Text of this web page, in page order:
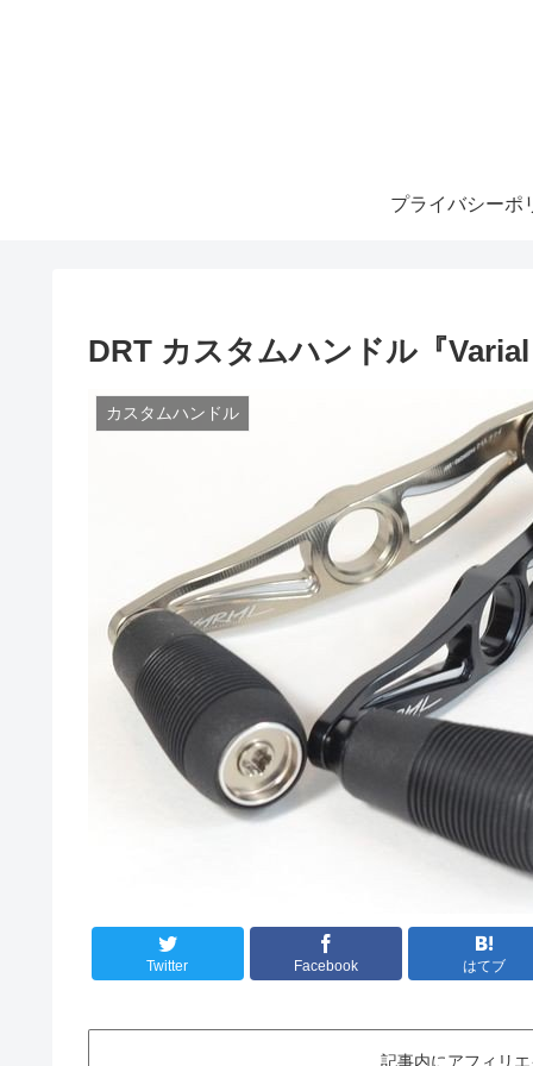
プライバシーポ
DRT カスタムハンドル『
カスタムハンドル
Twitter Facebook はてブ
記事内にアフィリ